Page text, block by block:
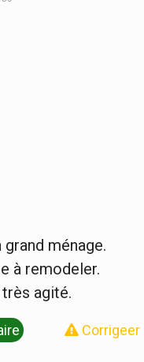
ménage.
à remodeler.
agité.
Corrigeer